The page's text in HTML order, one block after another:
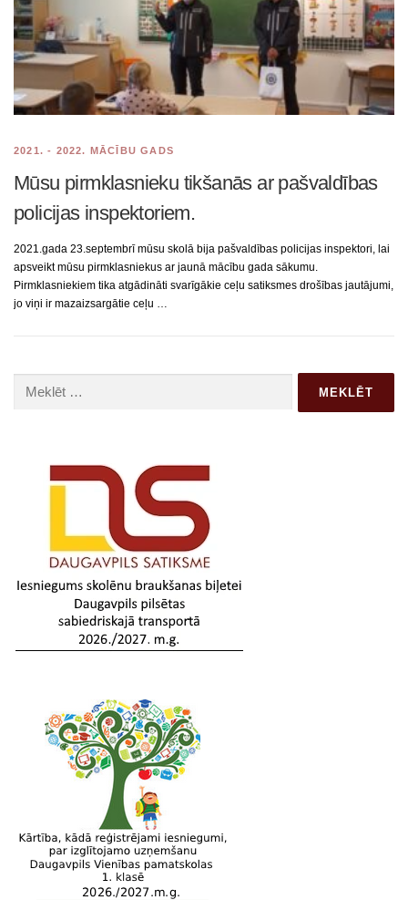
2021. - 2022. MĀCĪBU GADS
Mūsu pirmklasnieku tikšanās ar pašvaldības
policijas inspektoriem.
2021.gada 23.septembrī mūsu skolā bija pašvaldības policijas inspektori, lai
apsveikt mūsu pirmklasniekus ar jaunā mācību gada sākumu.
Pirmklasniekiem tika atgādināti svarīgākie ceļu satiksmes drošības jautājumi,
jo viņi ir mazaizsargātie ceļu …